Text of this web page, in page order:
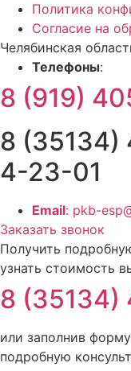
Политика
Согласие на
Челябинская
Телефоны:
8 (919)
8 (35134)
4-23-01
Email: pkb-
Заказать звонок
Получить
узнать стоимость
8 (35134)
или заполнив
подробную